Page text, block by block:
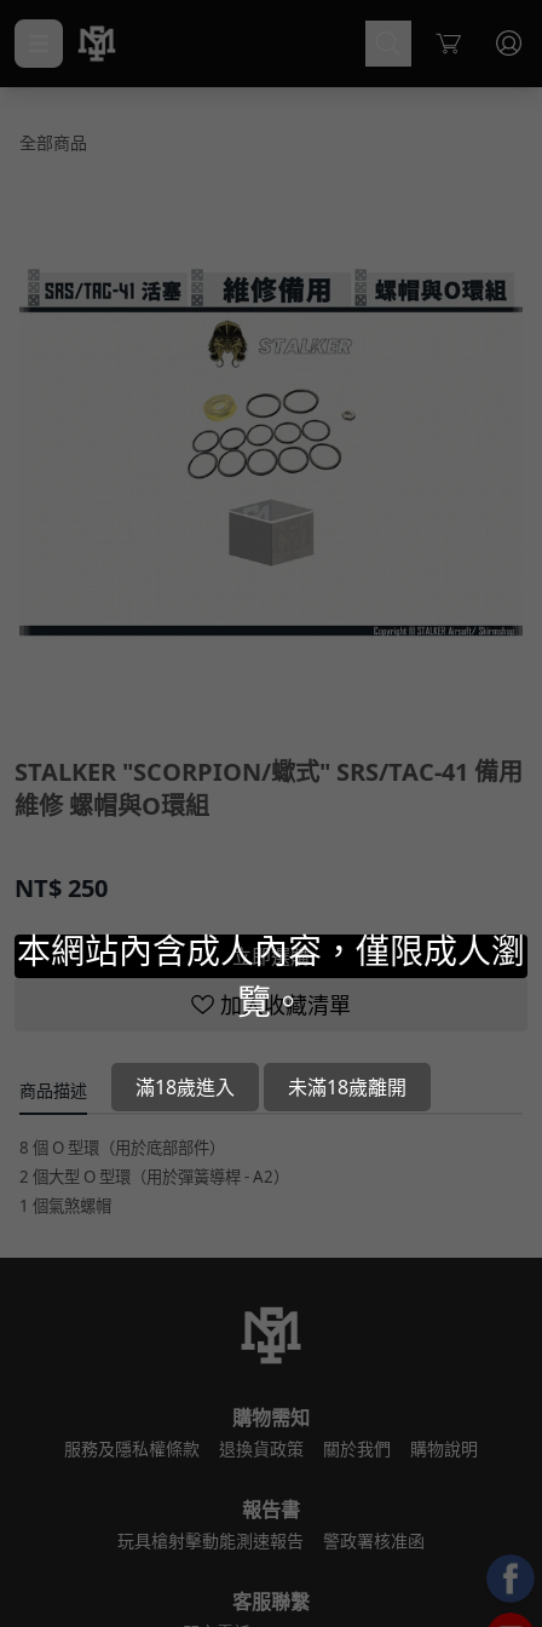
Cart
全部商品
STALKER "SCORPION/蠍式" SRS/TAC-41 備用
維修 螺帽與O環組
NT$ 250
立即選購
加入收藏清單
商品描述
8 個 O 型環（用於底部部件）
2 個大型 O 型環（用於彈簧導桿 - A2）
1 個氣煞螺帽
購物需知
服務及隱私權條款 退換貨政策 關於我們 購物說明
報告書
玩具槍射擊動能測速報告 警政署核准函
客服聯繫
本網站內含成人內容，僅限成人瀏
覽。
滿18歲進入 未滿18歲離開